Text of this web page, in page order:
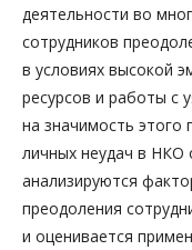
деятельности во
сотрудников
в условиях высокой
ресурсов и работы с
на значимость этого
личных неудач в НКО
анализируются
преодоления
и оценивается